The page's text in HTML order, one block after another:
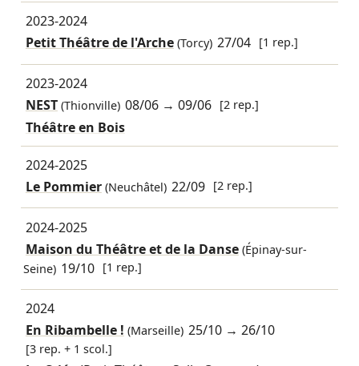
2023-2024
Petit Théâtre de l'Arche(Torcy) 27/04 [1 rep.]
2023-2024
NEST(Thionville) 08/06 →09/06 [2 rep.]
Théâtre en Bois
2024-2025
Le Pommier(Neuchâtel) 22/09 [2 rep.]
2024-2025
Maison du Théâtre et de la Danse(Épinay-sur-
Seine) 19/10 [1 rep.]
2024
En Ribambelle ! (Marseille) 25/10 →26/10
[3 rep. + 1 scol.]